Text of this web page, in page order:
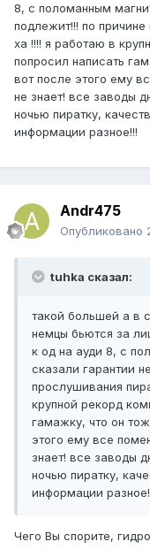
8, с поломанным
подлежит!!! по
ха !!!! я работаю в
попросил написать
вот после этого ему
не знает! все заводы
ночью пиратку,
информации разное!!!
Andr475
Опубликовано
tuhka сказал:
такой большей а в
немцы бьются за
к од на ауди 8, с
сказали гарантии
прослушивания
крупной рекорд
гамажку, что он
этого ему все
знает! все заводы
ночью пиратку,
информации
Чего Вы спорите,